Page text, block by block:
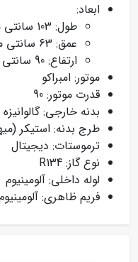
ابعاد:
طول: 103 سانتی متر
عمق: 63 سانتی متر
ارتفاع: 90 سانتی متر
موتور: امبراکو
قدرت موتور: 90
بدنه خارجی:
طرج بدنه: استیکر
ترموستات: دیجیتال
نوع گاز: R134
لوله داخلی: آلومینیوم
فریم ظاهری: آلومینیوم